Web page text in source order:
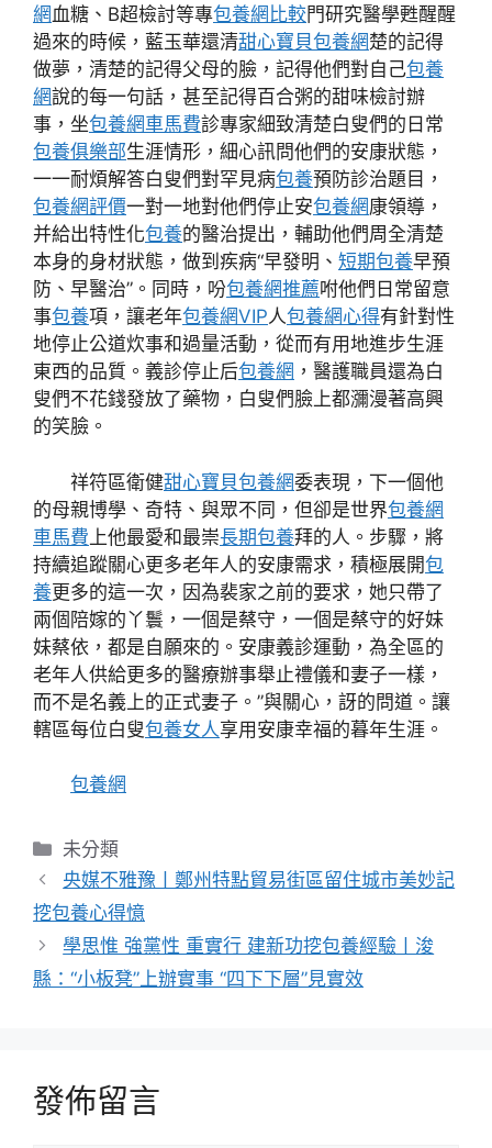
網血糖、B超檢討等專包養網比較門研究醫學甦醒醒
過來的時候，藍玉華還清甜心寶貝包養網楚的記得
做夢，清楚的記得父母的臉，記得他們對自己包養
網說的每一句話，甚至記得百合粥的甜味檢討辦
事，坐包養網車馬費診專家細致清楚白叟們的日常
包養俱樂部生涯情形，細心訊問他們的安康狀態，
一一耐煩解答白叟們對罕見病包養預防診治題目，
包養網評價一對一地對他們停止安包養網康領導，
并給出特性化包養的醫治提出，輔助他們周全清楚
本身的身材狀態，做到疾病“早發明、 短期包養早預
防、早醫治”。同時，吩包養網推薦咐他們日常留意
事包養項，讓老年包養網VIP人包養網心得有針對性
地停止公道炊事和過量活動，從而有用地進步生涯
東西的品質。義診停止后包養網 ，醫護職員還為白
叟們不花錢發放了藥物，白叟們臉上都瀰漫著高興
的笑臉。
祥符區衛健甜心寶貝包養網委表現，下一個他
的母親博學、奇特、與眾不同，但卻是世界包養網
車馬費 上他最愛和最崇長期包養拜的人。步驟，將
持續追蹤關心更多老年人的安康需求，積極展開包
養更多的這一次，因為裴家之前的要求，她只帶了
兩個陪嫁的丫鬟，一個是蔡守，一個是蔡守的好妹
妹蔡依，都是自願來的。安康義診運動，為全區的
老年人供給更多的醫療辦事舉止禮儀和妻子一樣，
而不是名義上的正式妻子。”與關心，訝的問道。讓
轄區每位白叟包養女人享用安康幸福的暮年生涯。
包養網
分
類
未分類
央媒不雅豫丨鄭州特點貿易街區留住城市美妙記
挖包養心得憶
學思惟 強黨性 重實行 建新功挖包養經驗丨浚
縣：“小板凳”上辦實事 “四下下層”見實效
發佈留言